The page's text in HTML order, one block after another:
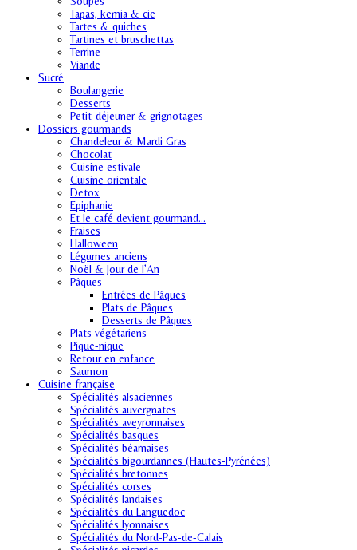
Tapas, kemia & cie
Tartes & quiches
Tartines et bruschettas
Terrine
Viande
Sucré
Boulangerie
Desserts
Petit-déjeuner & grignotages
Dossiers gourmands
Chandeleur & Mardi Gras
Chocolat
Cuisine estivale
Cuisine orientale
Detox
Epiphanie
Et le café devient gourmand…
Fraises
Halloween
Légumes anciens
Noël & Jour de l’An
Pâques
Entrées de Pâques
Plats de Pâques
Desserts de Pâques
Plats végétariens
Pique-nique
Retour en enfance
Saumon
Cuisine française
Spécialités alsaciennes
Spécialités auvergnates
Spécialités aveyronnaises
Spécialités basques
Spécialités béarnaises
Spécialités bigourdannes (Hautes-Pyrénées)
Spécialités bretonnes
Spécialités corses
Spécialités landaises
Spécialités du Languedoc
Spécialités lyonnaises
Spécialités du Nord-Pas-de-Calais